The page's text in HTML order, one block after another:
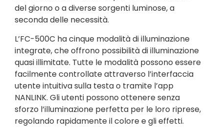
del giorno o a diverse sorgenti luminose, a
seconda delle necessità.
L’FC-500C ha cinque modalità di illuminazione
integrate, che offrono possibilità di illuminazione
quasi illimitate. Tutte le modalità possono essere
facilmente controllate attraverso l’interfaccia
utente intuitiva sulla testa o tramite l’app
NANLINK. Gli utenti possono ottenere senza
sforzo l’illuminazione perfetta per le loro riprese,
regolando rapidamente il colore e gli effetti.